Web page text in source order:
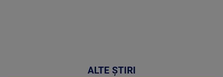
ALTE ȘTIRI